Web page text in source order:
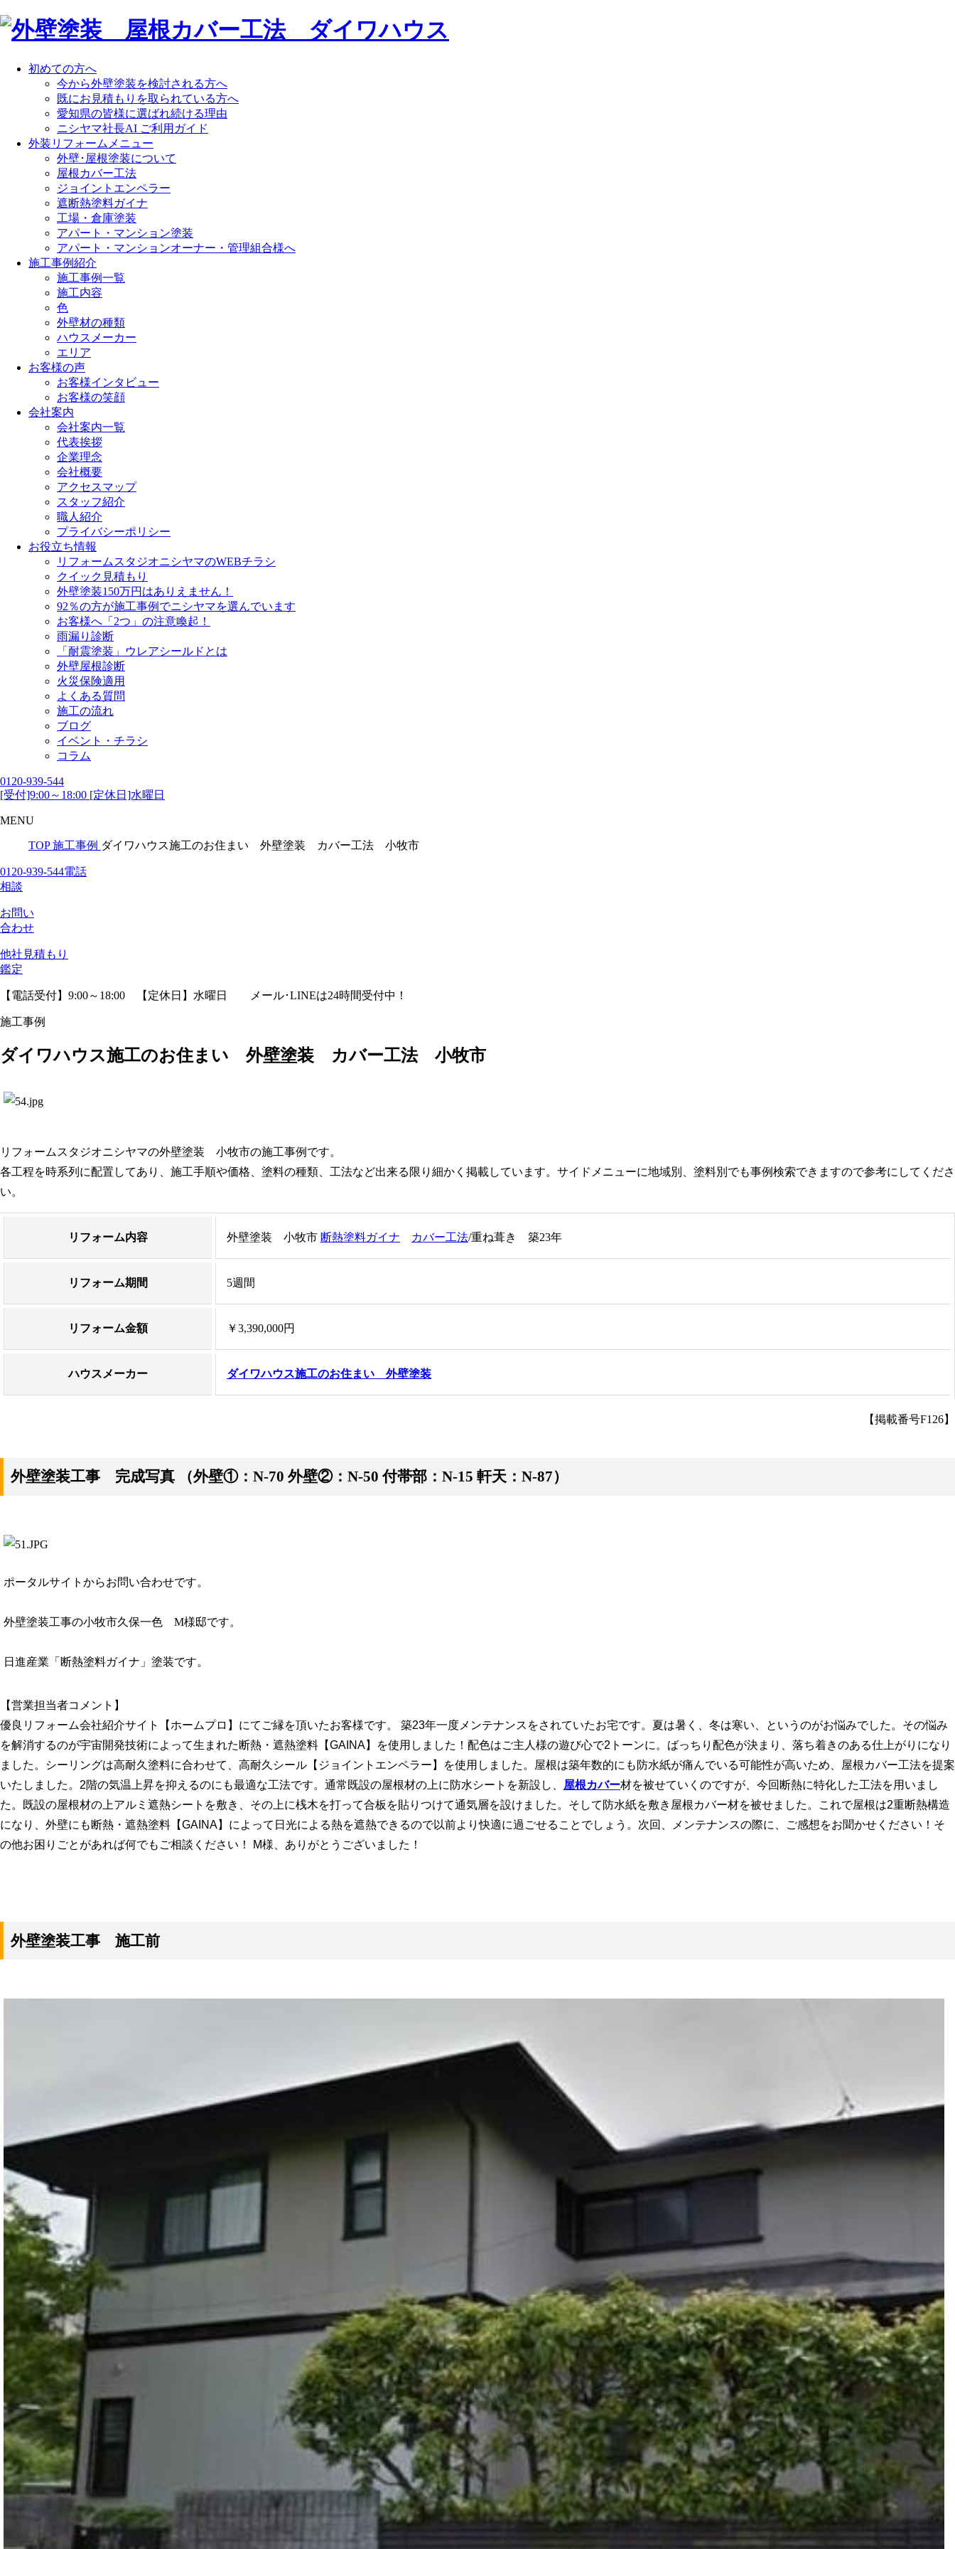
初めての方へ
今から外壁塗装を検討される方へ
既にお見積もりを取られている方へ
愛知県の皆様に選ばれ続ける理由
ニシヤマ社長AI ご利用ガイド
外装リフォームメニュー
外壁･屋根塗装について
屋根カバー工法
ジョイントエンペラー
遮断熱塗料ガイナ
工場・倉庫塗装
アパート・マンション塗装
アパート・マンションオーナー・管理組合様へ
施工事例紹介
施工事例一覧
施工内容
色
外壁材の種類
ハウスメーカー
エリア
お客様の声
お客様インタビュー
お客様の笑顔
会社案内
会社案内一覧
代表挨拶
企業理念
会社概要
アクセスマップ
スタッフ紹介
職人紹介
プライバシーポリシー
お役立ち情報
リフォームスタジオニシヤマのWEBチラシ
クイック見積もり
外壁塗装150万円はありえません！
92％の方が施工事例でニシヤマを選んでいます
お客様へ「2つ」の注意喚起！
雨漏り診断
「耐震塗装」ウレアシールドとは
外壁屋根診断
火災保険適用
よくある質問
施工の流れ
ブログ
イベント・チラシ
コラム
0120-939-544
[受付]9:00～18:00 [定休日]水曜日
MENU
TOP 施工事例 ダイワハウス施工のお住まい 外壁塗装 カバー工法 小牧市
0120-939-544電話
相談
お問い
合わせ
他社見積もり
鑑定
【電話受付】9:00～18:00 【定休日】水曜日 メール･LINEは24時間受付中！
施工事例
ダイワハウス施工のお住まい 外壁塗装 カバー工法 小牧市
リフォームスタジオニシヤマの外壁塗装 小牧市の施工事例です。
各工程を時系列に配置してあり、施工手順や価格、塗料の種類、工法など出来る限り細かく掲載しています。サイドメニューに地域別、塗料別でも事例検索できますので参考にしてくださ
い。
リフォーム内容 外壁塗装 小牧市 断熱塗料ガイナ カバー工法/重ね葺き 築23年
リフォーム期間 5週間
リフォーム金額 ￥3,390,000円
ハウスメーカー ダイワハウス施工のお住まい 外壁塗装
【掲載番号F126】
外壁塗装工事 完成写真 （外壁①：N-70 外壁②：N-50 付帯部：N-15 軒天：N-87）
ポータルサイトからお問い合わせです。
外壁塗装工事の小牧市久保一色 M様邸です。
日進産業「断熱塗料ガイナ」塗装です。
【営業担当者コメント】
優良リフォーム会社紹介サイト【ホームプロ】にてご縁を頂いたお客様です。 築23年一度メンテナンスをされていたお宅です。夏は暑く、冬は寒い、というのがお悩みでした。その悩み
を解消するのが宇宙開発技術によって生まれた断熱・遮熱塗料【GAINA】を使用しました！配色はご主人様の遊び心で2トーンに。ばっちり配色が決まり、落ち着きのある仕上がりになり
ました。シーリングは高耐久塗料に合わせて、高耐久シール【ジョイントエンペラー】を使用しました。屋根は築年数的にも防水紙が痛んでいる可能性が高いため、屋根カバー工法を提案
いたしました。2階の気温上昇を抑えるのにも最適な工法です。通常既設の屋根材の上に防水シートを新設し、 屋根カバー材を被せていくのですが、今回断熱に特化した工法を用いまし
た。既設の屋根材の上アルミ遮熱シートを敷き、その上に桟木を打って合板を貼りつけて通気層を設けました。そして防水紙を敷き屋根カバー材を被せました。これで屋根は2重断熱構造
になり、外壁にも断熱・遮熱塗料【GAINA】によって日光による熱を遮熱できるので以前より快適に過ごせることでしょう。次回、メンテナンスの際に、ご感想をお聞かせください！そ
の他お困りごとがあれば何でもご相談ください！ M様、ありがとうございました！
外壁塗装工事 施工前